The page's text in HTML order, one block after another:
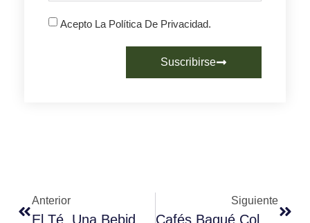
Acepto La Política De Privacidad.
Suscribirse
Anterior Siguiente